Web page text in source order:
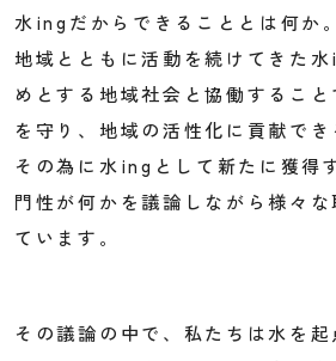
水ingだからできることとは何か
地域とともに活動を続けてきた
めとする地域社会と協働するこ
を守り、地域の活性化に貢献でき
その為に水ingとして新たに獲得
門性が何かを議論しながら様々な
ています。
その議論の中で、私たちは水を